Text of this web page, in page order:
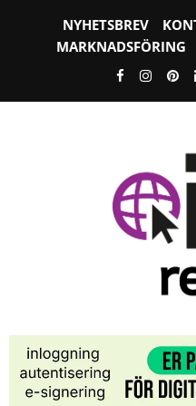
NYHETSBREV
MARKNADSFÖRING